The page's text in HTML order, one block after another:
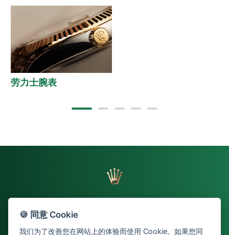
劳力士腕表
返回页首
🍪 同意 Cookie
我们为了改善您在网站上的体验而使用 Cookie。如果您同